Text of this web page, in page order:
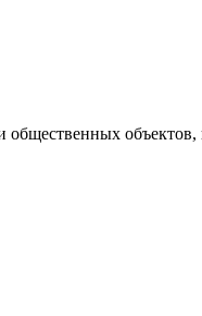
общественных